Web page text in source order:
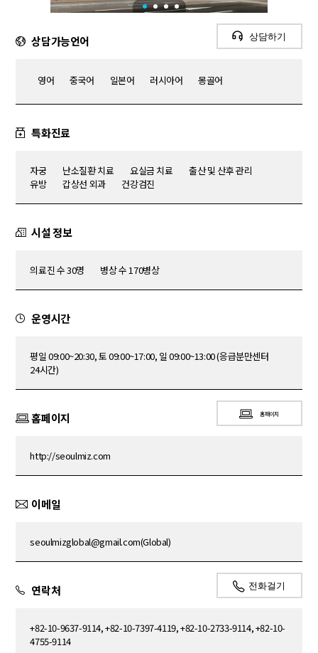
상담가능언어
영어 중국어 일본어 러시아어 몽골어
상담하기
특화진료
자궁 난소질환 치료 요실금 치료
출산 및 산후 관리
유방
갑상선 외과 건강검진
시설 정보
의료진 수 30명 병상 수 170병상
운영시간
평일 09:00~20:30, 토 09:00~17:00, 일 09:00~13:00 (응급분만센터
24시간)
홈페이지
http://seoulmiz.com
홈페이지
이메일
seoulmizglobal@gmail.com(Global)
연락처
+82-10-9637-9114, +82-10-7397-4119, +82-10-2733-9114, +82-10-
4755-9114
전화걸기